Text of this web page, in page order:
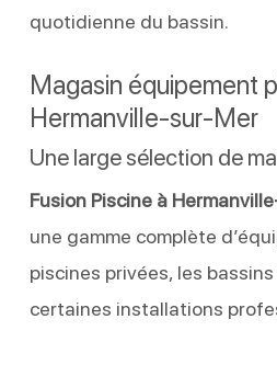
quotidienne du bassin.
Magasin équipement
Hermanville-sur-Mer
Une large sélection de
Fusion Piscine à
une gamme complète
piscines privées, les
certaines installations